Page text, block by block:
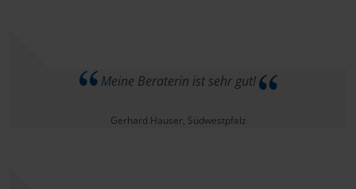
Meine Beraterin ist sehr gut!
Gerhard Hauser, Südwestpfalz